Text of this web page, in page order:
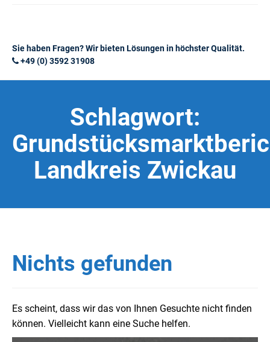
Sie haben Fragen? Wir bieten Lösungen in höchster Qualität.
+49 (0) 3592 31908
Schlagwort:
Landkreis Zwickau
Nichts gefunden
Es scheint, dass wir das von Ihnen Gesuchte nicht finden
können. Vielleicht kann eine Suche helfen.